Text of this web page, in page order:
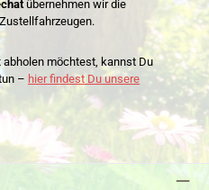
übernehmen wir die
möchtest, kannst Du
– hier findest Du unsere